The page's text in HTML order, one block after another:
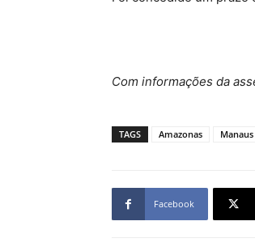
Com informações da
TAGS Amazonas Manaus
Facebook